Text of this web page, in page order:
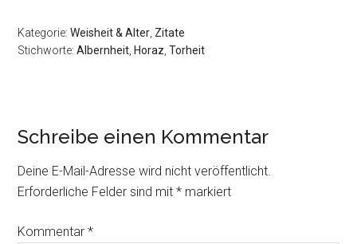
Kategorie:Weisheit & Alter Zitate
Stichworte:Albernheit Horaz ,Torheit
Schreibe einen Kommentar
Deine E-Mail-Adresse wird nicht veröffentlicht.
Erforderliche Felder sind mit* markiert
Kommentar*